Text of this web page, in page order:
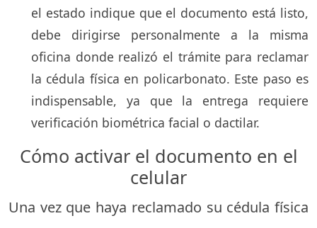
el estado indique que el documento está listo,
debe dirigirse personalmente a la misma
oficina donde realizó el trámite para reclamar
la cédula física en policarbonato. Este paso es
indispensable, ya que la entrega requiere
verificación biométrica facial o dactilar.
Cómo activar el documento en el
celular
Una vez que haya reclamado su cédula física